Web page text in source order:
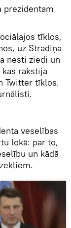
prezidentam
tīklos,
uz Stradiņa
nesti ziedi un
rakstīja
Twitter tīklos.
veselības
lokā: par to,
un kādā